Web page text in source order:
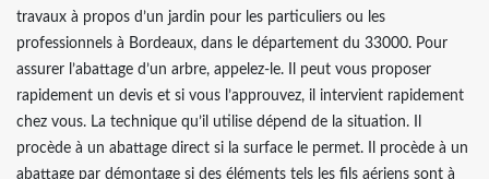
travaux à propos d’un jardin pour les particuliers ou les
professionnels à Bordeaux, dans le département du 33000. Pour
assurer l’abattage d’un arbre, appelez-le. Il peut vous proposer
rapidement un devis et si vous l’approuvez, il intervient rapidement
chez vous. La technique qu’il utilise dépend de la situation. Il
procède à un abattage direct si la surface le permet. Il procède à un
abattage par démontage si des éléments tels les fils aériens sont à